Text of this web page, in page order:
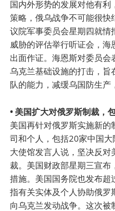
国内外形势的发展对他有
策略，俄乌战争不可能很
议院军事委员会星期四就
威胁的评估举行听证会，
出面作证。海恩斯对委员
乌克兰基础设施的打击，
队的能力，减缓乌国防生产
• 美国扩大对俄罗斯制裁，
美国再针对俄罗斯实施新
司和个人，包括20家中国
大使馆发言人说，坚决反
裁。美国财政部星期三宣
措施。美国国务院也发布超
指有关实体及个人协助俄
向乌克兰发动战争。这次